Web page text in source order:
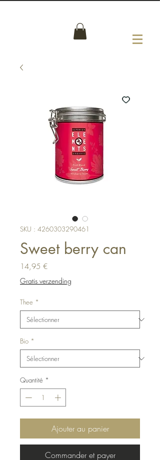
SKU : 4260303290461
Sweet berry can
14,95 €Prix
Gratis verzending
Thee *
Bio *
Quantité *
Ajouter au panier
Commander et payer